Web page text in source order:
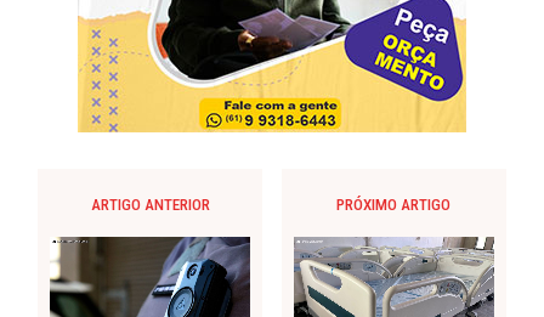
ARTIGO ANTERIOR PRÓXIMO ARTIGO